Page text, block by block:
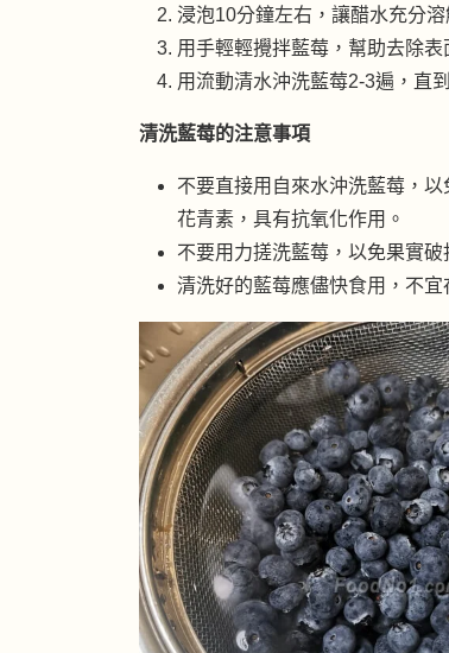
浸泡10分鐘左右，讓醋水充分溶
用手輕輕攪拌藍莓，幫助去除表
用流動清水沖洗藍莓2-3遍，直
清洗藍莓的注意事項
不要直接用自來水沖洗藍莓，
花青素，具有抗氧化作用。
不要用力搓洗藍莓，以免果實破
清洗好的藍莓應儘快食用，不宜